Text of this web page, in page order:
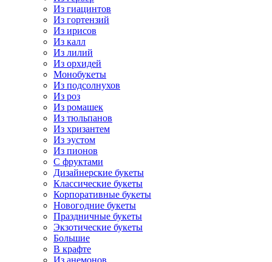
Из гиацинтов
Из гортензий
Из ирисов
Из калл
Из лилий
Из орхидей
Монобукеты
Из подсолнухов
Из роз
Из ромашек
Из тюльпанов
Из хризантем
Из эустом
Из пионов
С фруктами
Дизайнерские букеты
Классические букеты
Корпоративные букеты
Новогодние букеты
Праздничные букеты
Экзотические букеты
Большие
В крафте
Из анемонов